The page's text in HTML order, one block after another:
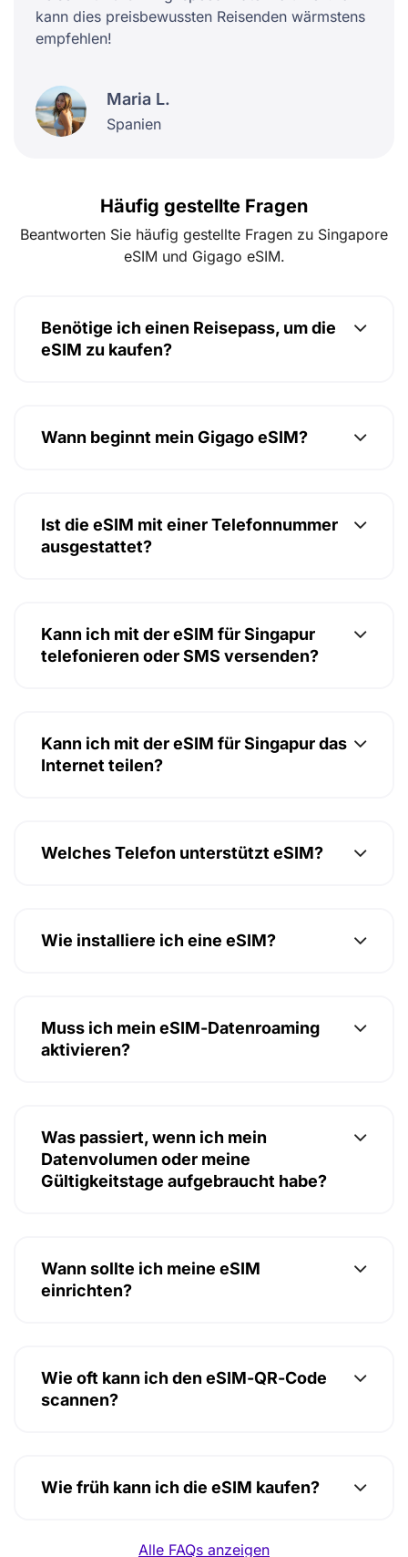
kann dies preisbewussten Reisenden wärmstens
empfehlen!
Maria L.
Spanien
Häufig gestellte Fragen
Beantworten Sie häufig gestellte Fragen zu Singapore
eSIM und Gigago eSIM.
Benötige ich einen Reisepass, um die
eSIM zu kaufen?
Wann beginnt mein Gigago eSIM?
Ist die eSIM mit einer Telefonnummer
ausgestattet?
Kann ich mit der eSIM für Singapur
telefonieren oder SMS versenden?
Kann ich mit der eSIM für Singapur das
Internet teilen?
Welches Telefon unterstützt eSIM?
Wie installiere ich eine eSIM?
Muss ich mein eSIM-Datenroaming
aktivieren?
Was passiert, wenn ich mein
Datenvolumen oder meine
Gültigkeitstage aufgebraucht habe?
Wann sollte ich meine eSIM
einrichten?
Wie oft kann ich den eSIM-QR-Code
scannen?
Wie früh kann ich die eSIM kaufen?
Alle FAQs anzeigen